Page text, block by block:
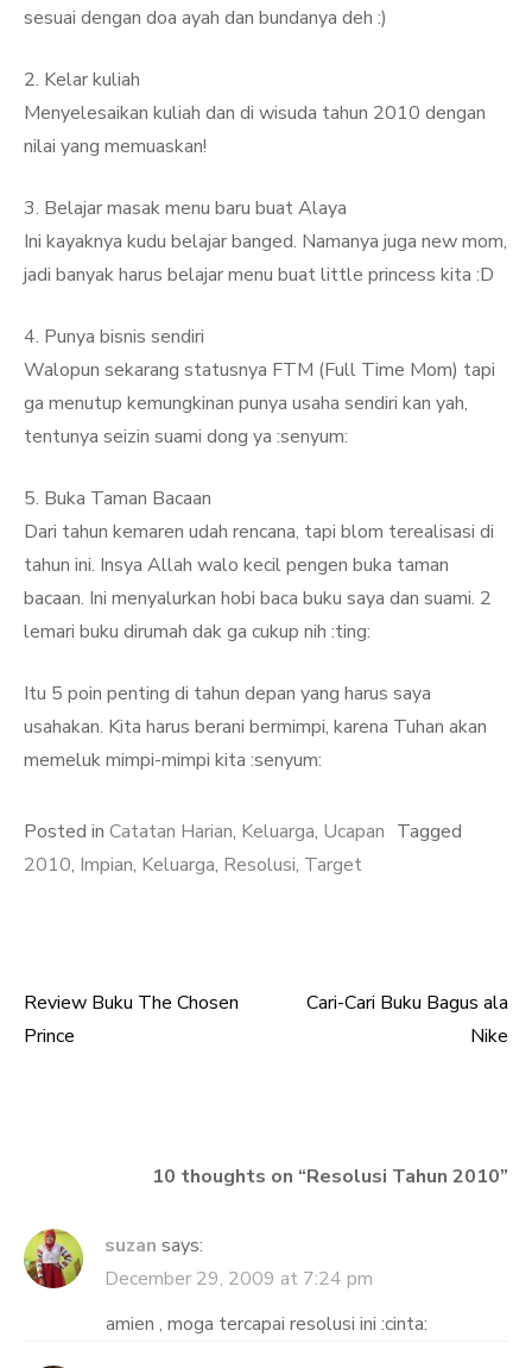
sesuai dengan doa ayah dan bundanya deh :)
2. Kelar kuliah
Menyelesaikan kuliah dan di wisuda tahun 2010 dengan
nilai yang memuaskan!
3. Belajar masak menu baru buat Alaya
Ini kayaknya kudu belajar banged. Namanya juga new mom,
jadi banyak harus belajar menu buat little princess kita :D
4. Punya bisnis sendiri
Walopun sekarang statusnya FTM (Full Time Mom) tapi
ga menutup kemungkinan punya usaha sendiri kan yah,
tentunya seizin suami dong ya :senyum:
5. Buka Taman Bacaan
Dari tahun kemaren udah rencana, tapi blom terealisasi di
tahun ini. Insya Allah walo kecil pengen buka taman
bacaan. Ini menyalurkan hobi baca buku saya dan suami. 2
lemari buku dirumah dak ga cukup nih :ting:
Itu 5 poin penting di tahun depan yang harus saya
usahakan. Kita harus berani bermimpi, karena Tuhan akan
memeluk mimpi-mimpi kita :senyum:
Posted in Catatan Harian, Keluarga, Ucapan Tagged
2010, Impian, Keluarga, Resolusi, Target
Post
Review Buku The Chosen
Prince
Cari-Cari Buku Bagus ala
Nike
10 thoughts on “Resolusi Tahun 2010”
suzan says:
December 29, 2009 at 7:24 pm
amien , moga tercapai resolusi ini :cinta: